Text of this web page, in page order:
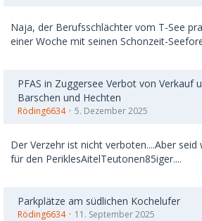
Naja, der Berufsschlächter vom T-See
einer Woche mit seinen Schonzeit-
PFAS in Zuggersee Verbot von Verkauf
Barschen und Hechten
Röding6634 5. Dezember 2025
Der Verzehr ist nicht verboten....Aber seid
für den PeriklesAitelTeutonen85iger....
Parkplätze am südlichen Kochelufer
Röding6634 11. September 2025